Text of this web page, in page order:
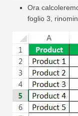
Ora
foglio 3,